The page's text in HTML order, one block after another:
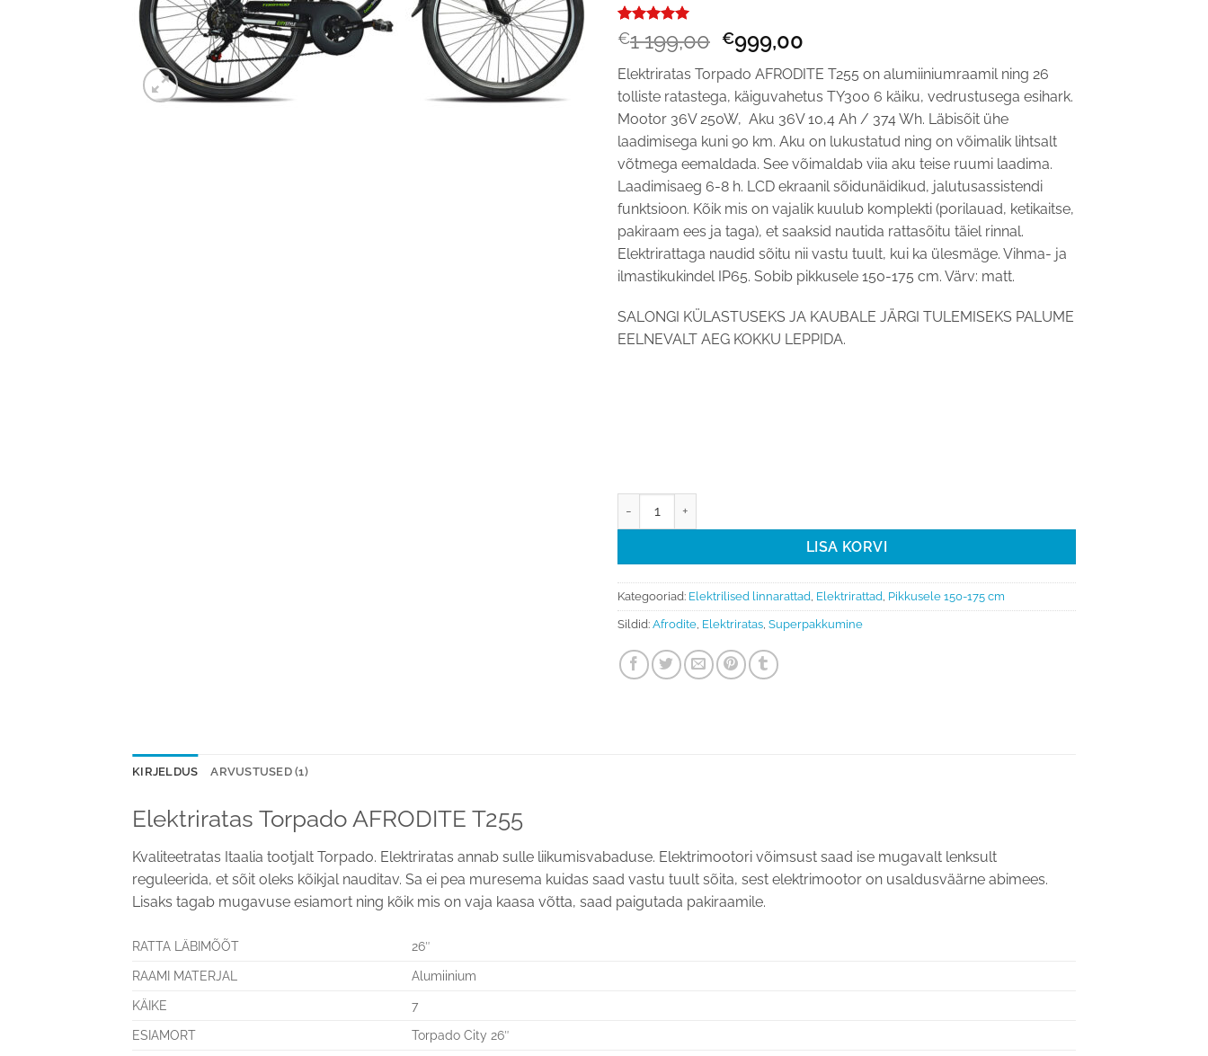
Hinnatud
5/5
1
kliendi
põhjal
€1 199,00 Algne
hind
oli:
€1 199,00.
€999,00
on:
€999,00.
Elektriratas Torpado AFRODITE T255 on alumiiniumraamil ning 26
tolliste ratastega, käiguvahetus TY300 6 käiku, vedrustusega esihark.
Mootor 36V 250W, Aku 36V 10,4 Ah / 374 Wh. Läbisõit ühe
laadimisega kuni 90 km. Aku on lukustatud ning on võimalik lihtsalt
võtmega eemaldada. See võimaldab viia aku teise ruumi laadima.
Laadimisaeg 6-8 h. LCD ekraanil sõidunäidikud, jalutusassistendi
funktsioon. Kõik mis on vajalik kuulub komplekti (porilauad, ketikaitse,
pakiraam ees ja taga), et saaksid nautida rattasõitu täiel rinnal.
Elektrirattaga naudid sõitu nii vastu tuult, kui ka ülesmäge. Vihma- ja
ilmastikukindel IP65. Sobib pikkusele 150-175 cm. Värv: matt.
SALONGI KÜLASTUSEKS JA KAUBALE JÄRGI TULEMISEKS PALUME
EELNEVALT AEG KOKKU LEPPIDA.
LISA KORVI
Kategooriad: Elektrilised linnarattad, Elektrirattad, Pikkusele 150-175 cm
Sildid: Afrodite, Elektriratas, Superpakkumine
KIRJELDUS ARVUSTUSED (1)
Elektriratas Torpado AFRODITE T255
Kvaliteetratas Itaalia tootjalt Torpado. Elektriratas annab sulle liikumisvabaduse. Elektrimootori võimsust saad ise mugavalt lenksult
reguleerida, et sõit oleks kõikjal nauditav. Sa ei pea muresema kuidas saad vastu tuult sõita, sest elektrimootor on usaldusväärne abimees.
Lisaks tagab mugavuse esiamort ning kõik mis on vaja kaasa võtta, saad paigutada pakiraamile.
RATTA LÄBIMÕÕT
26″
RAAMI MATERJAL
Alumiinium
KÄIKE
7
ESIAMORT
Torpado City 26″